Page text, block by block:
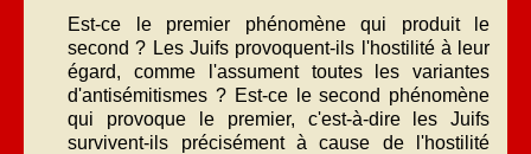
Est-ce le premier phénomène qui produit le
second ? Les Juifs provoquent-ils l'hostilité à leur
égard, comme l'assument toutes les variantes
d'antisémitismes ? Est-ce le second phénomène
qui provoque le premier, c'est-à-dire les Juifs
survivent-ils précisément à cause de l'hostilité